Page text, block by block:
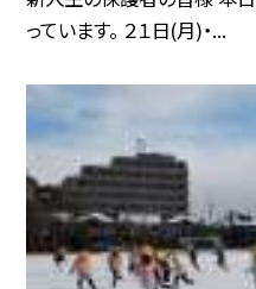
っています。 ２１日(月)・...